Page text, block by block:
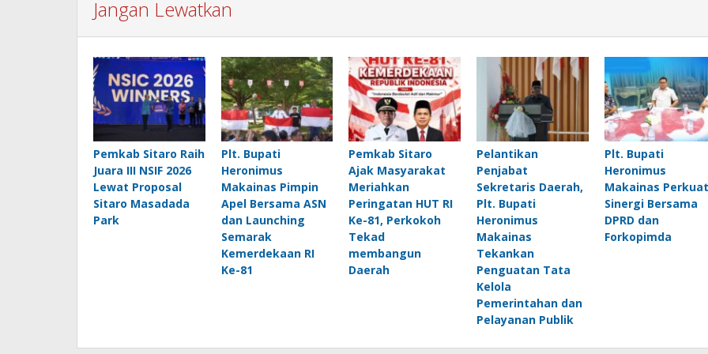
Jangan Lewatkan
Pemkab Sitaro Raih
Juara III NSIF 2026
Lewat Proposal
Sitaro Masadada
Park
Plt. Bupati
Heronimus
Makainas Pimpin
Apel Bersama ASN
dan Launching
Semarak
Kemerdekaan RI
Ke-81
Pemkab Sitaro
Ajak Masyarakat
Meriahkan
Peringatan HUT RI
Ke-81, Perkokoh
Tekad
membangun
Daerah
Pelantikan
Penjabat
Sekretaris Daerah,
Plt. Bupati
Heronimus
Makainas
Tekankan
Penguatan Tata
Kelola
Pemerintahan dan
Pelayanan Publik
Plt. Bupati
Heronimus
Makainas Perkuat
Sinergi Bersama
DPRD dan
Forkopimda